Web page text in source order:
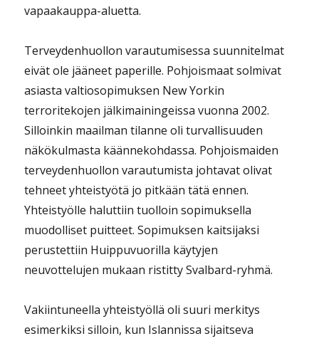
vapaakauppa-aluetta.
Terveydenhuollon varautumisessa suunnitelmat
eivät ole jääneet paperille. Pohjoismaat solmivat
asiasta valtiosopimuksen New Yorkin
terroritekojen jälkimainingeissa vuonna 2002.
Silloinkin maailman tilanne oli turvallisuuden
näkökulmasta käännekohdassa. Pohjoismaiden
terveydenhuollon varautumista johtavat olivat
tehneet yhteistyötä jo pitkään tätä ennen.
Yhteistyölle haluttiin tuolloin sopimuksella
muodolliset puitteet. Sopimuksen kaitsijaksi
perustettiin Huippuvuorilla käytyjen
neuvottelujen mukaan ristitty Svalbard-ryhmä.
Vakiintuneella yhteistyöllä oli suuri merkitys
esimerkiksi silloin, kun Islannissa sijaitseva